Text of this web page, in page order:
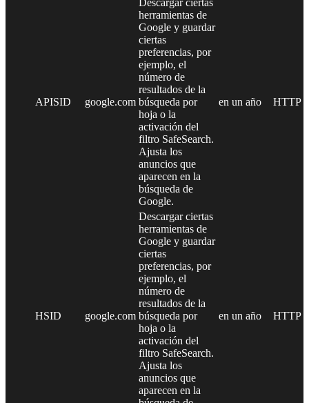
APISID google.com
Descargar ciertas
herramientas de
Google y guardar
ciertas
preferencias, por
ejemplo, el
número de
resultados de la
búsqueda por
hoja o la
activación del
filtro SafeSearch.
Ajusta los
anuncios que
aparecen en la
búsqueda de
Google.
en un año HTTP
HSID google.com
Descargar ciertas
herramientas de
Google y guardar
ciertas
preferencias, por
ejemplo, el
número de
resultados de la
búsqueda por
hoja o la
activación del
filtro SafeSearch.
Ajusta los
anuncios que
aparecen en la
en un año HTTP